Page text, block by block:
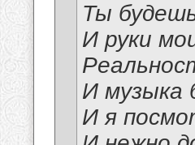
Ты
И руки
И музыка
И я